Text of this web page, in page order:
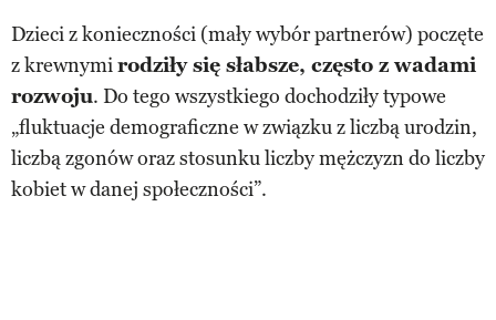
Dzieci z konieczności (mały wybór partnerów) poczęte
z krewnymirodziły się słabsze, często z wadami
rozwoju. Do tego wszystkiego dochodziły typowe
„fluktuacje demograficzne w związku z liczbą urodzin,
liczbą zgonów oraz stosunku liczby mężczyzn do liczby
kobiet w danej społeczności”.